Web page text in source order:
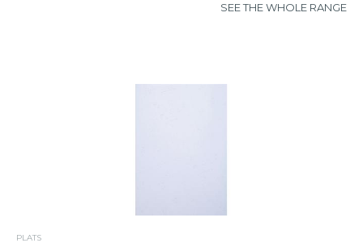
SEE THE WHOLE RANGE
PLATS